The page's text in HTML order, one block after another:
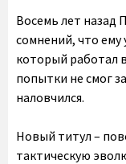
Восемь лет назад
сомнений, что ему
который работал
попытки не смог
наловчился.
Новый титул –
тактическую